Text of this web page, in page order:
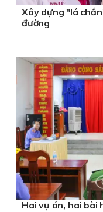
Xây dựng "lá
đường
Hai vụ án, hai bài